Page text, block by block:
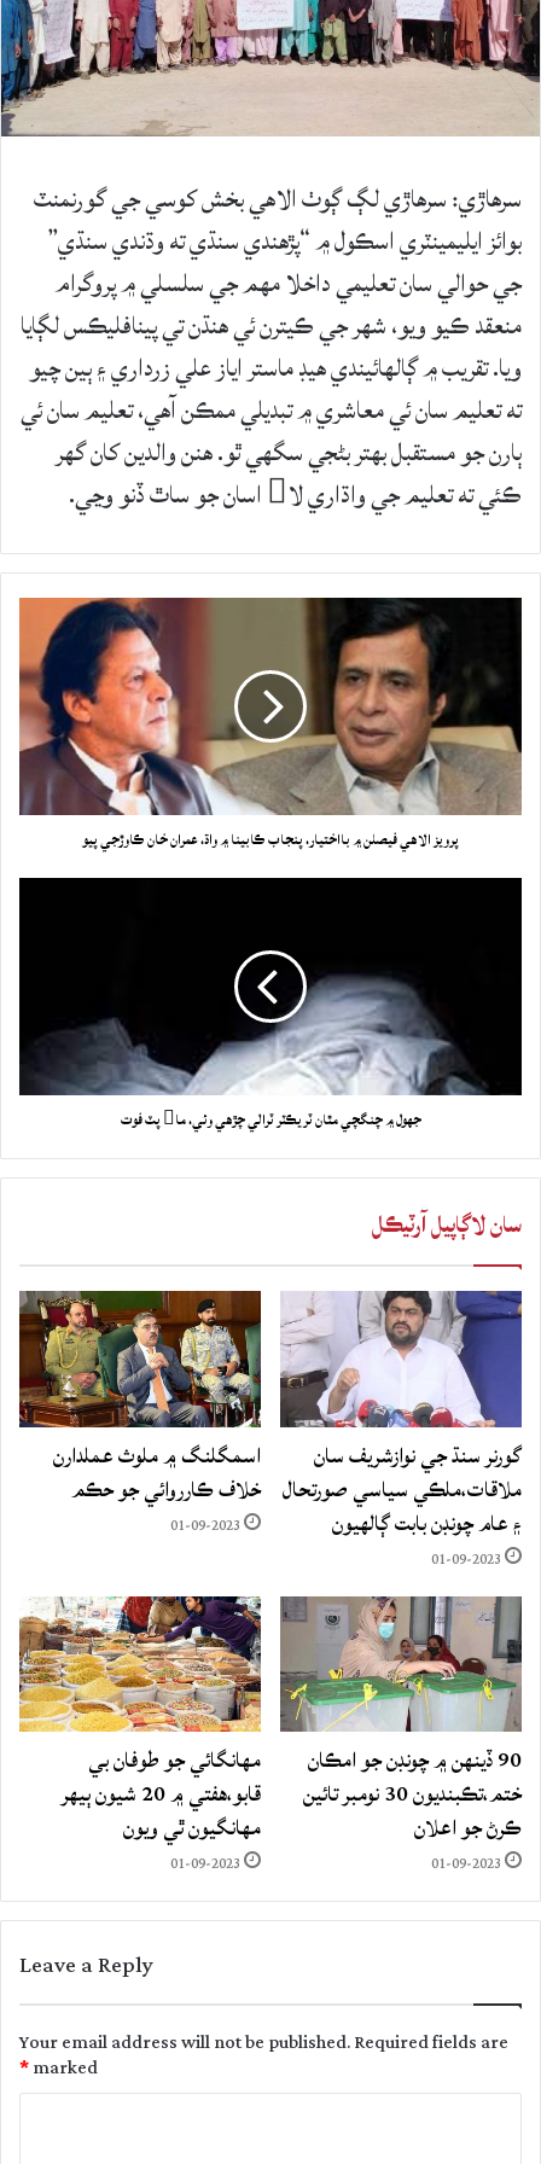
سرھاڙي: سرھاڙي لڳ ڳوٺ الاهي بخش کوسي جي گورنمنٽ
بوائز ايليمينٽري اسڪول ۾ “پڙهندي سنڌي ته وڌندي سنڌي”
جي حوالي سان تعليمي داخلا مهم جي سلسلي ۾ پروگرام
منعقد ڪيو ويو، شهر جي ڪيترن ئي هنڌن تي پينافليڪس لڳايا
ويا. تقريب ۾ ڳالهائيندي هيڊ ماستر اياز علي زرداري ۽ ٻين چيو
ته تعليم سان ئي معاشري ۾ تبديلي ممڪن آھي، تعليم سان ئي
ٻارن جو مستقبل بهتر بڻجي سگهي ٿو. هنن والدين کان گهر
ڪئي ته تعليم جي واڌاري لا اسان جو ساٿ ڏنو وڃي.
پرويز الاهي فيصلن ۾ بااختيار، پنجاب ڪابينا ۾ واڌ، عمران خان ڪاوڙجي پيو
جهول ۾ چنگچي مٿان ٽريڪٽر ٽرالي چڙهي وئي، ما پٽ فوت
سان لاڳاپيل آرٽيڪل
گورنر سنڌ جي نوازشريف سان
ملاقات،ملڪي سياسي صورتحال
۽ عام چونڊن بابت ڳالهيون
01-09-2023
اسمگلنگ ۾ ملوث عملدارن
خلاف ڪارروائي جو حڪم
01-09-2023
90 ڏينهن ۾ چونڊن جو امڪان
ختم،تڪبنديون 30 نومبر تائين
ڪرڻ جو اعلان
01-09-2023
مهانگائي جو طوفان بي
قابو،هفتي ۾ 20 شيون ٻيهر
مهانگيون ٿي ويون
01-09-2023
Leave a Reply
Your email address will not be published.Required fields are
marked
*